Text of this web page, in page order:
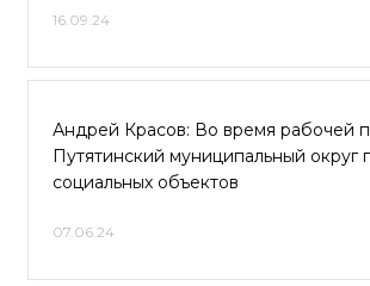
16.09.24
Андрей Красов: Во время рабочей
Путятинский муниципальный округ
социальных объектов
07.06.24